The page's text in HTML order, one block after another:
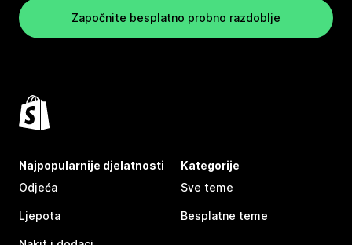
Započnite besplatno probno razdoblje
Najpopularnije djelatnosti
Odjeća
Ljepota
Kategorije
Sve teme
Besplatne teme